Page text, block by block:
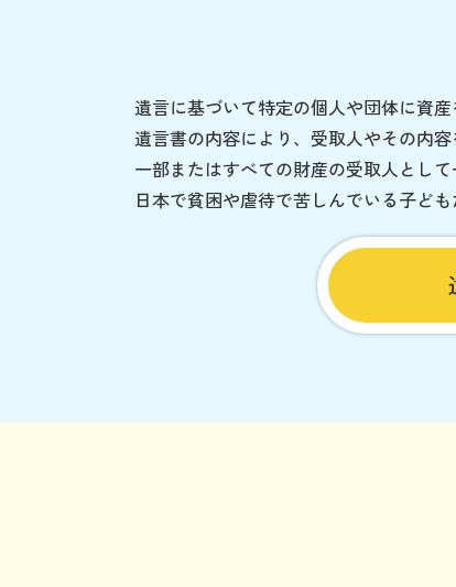
遺言に基づいて特定の個人や団体に資
遺言書の内容により、受取人やその内容
一部またはすべての財産の受取人とし
日本で貧困や虐待で苦しんでいる子ど